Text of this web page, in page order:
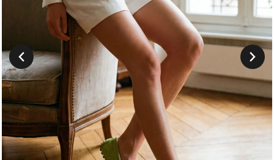
Précedent Suivant